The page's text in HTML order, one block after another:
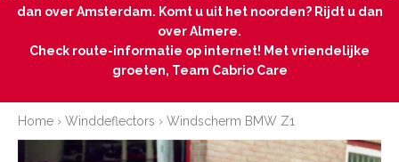
dan over Amsterdam. Komt u uit het noorden? Rijdt u dan
over Almere.
Check route-informatie op internet! Met vriendelijke
groeten, Team Cabrio Care
Home › Winddeflectors › Windscherm BMW Z1